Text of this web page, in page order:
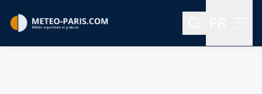
Rechercher